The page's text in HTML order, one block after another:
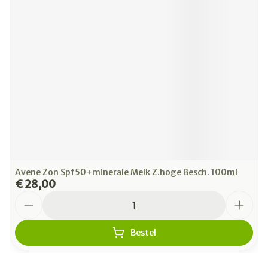
Avene Zon Spf50+minerale Melk Z.hoge Besch. 100ml
€ 28,00
Bestel